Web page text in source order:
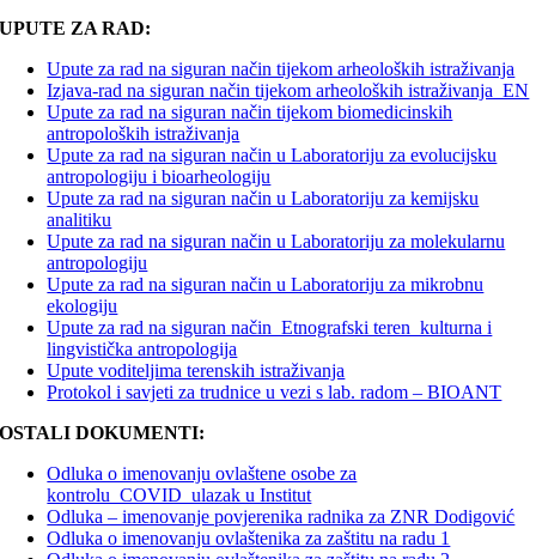
UPUTE ZA RAD:
Upute za rad na siguran način tijekom arheoloških istraživanja
Izjava-rad na siguran način tijekom arheoloških istraživanja_EN
Upute za rad na siguran način tijekom biomedicinskih
antropoloških istraživanja
Upute za rad na siguran način u Laboratoriju za evolucijsku
antropologiju i bioarheologiju
Upute za rad na siguran način u Laboratoriju za kemijsku
analitiku
Upute za rad na siguran način u Laboratoriju za molekularnu
antropologiju
Upute za rad na siguran način u Laboratoriju za mikrobnu
ekologiju
Upute za rad na siguran način_Etnografski teren_kulturna i
lingvistička antropologija
Upute voditeljima terenskih istraživanja
Protokol i savjeti za trudnice u vezi s lab. radom – BIOANT
OSTALI DOKUMENTI:
Odluka o imenovanju ovlaštene osobe za
kontrolu_COVID_ulazak u Institut
Odluka – imenovanje povjerenika radnika za ZNR Dodigović
Odluka o imenovanju ovlaštenika za zaštitu na radu 1